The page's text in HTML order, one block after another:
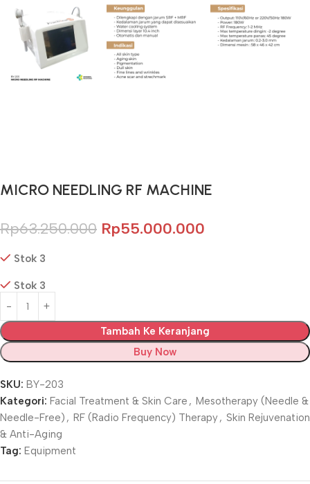
MICRO NEEDLING RF MACHINE
Rp63.250.000 Rp55.000.000
Stok 3
Stok 3
Tambah Ke Keranjang
Buy Now
SKU: BY-203
Kategori: Facial Treatment & Skin Care , Mesotherapy (Needle &
Needle-Free) , RF (Radio Frequency) Therapy, Skin Rejuvenation
& Anti-Aging
Tag: Equipment